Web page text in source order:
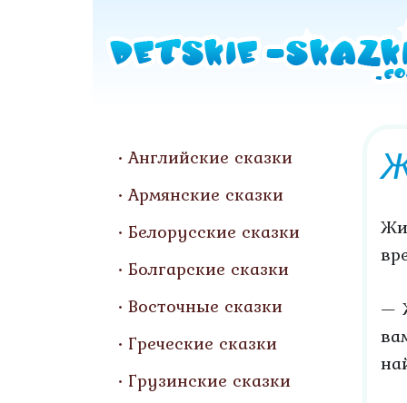
Английские сказки
Армянские сказки
Белорусские сказки
Болгарские сказки
Восточные сказки
Греческие сказки
Грузинские сказки
—